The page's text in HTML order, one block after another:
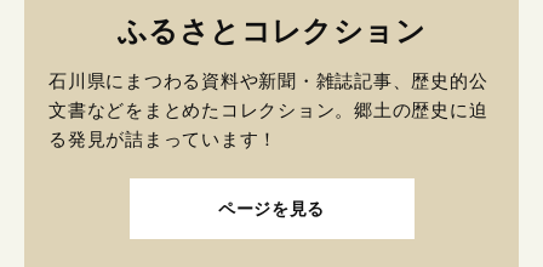
ふるさとコレクション
石川県にまつわる資料や新聞・雑誌記事、歴史的公
文書などをまとめたコレクション。郷土の歴史に迫
る発見が詰まっています！
ページを見る